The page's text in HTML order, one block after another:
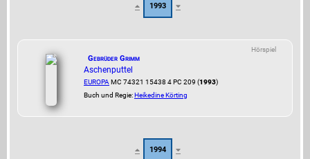
1993
Hörspiel
Gebrüder Grimm
Aschenputtel
EUROPA MC 74321 15438 4 PC 209 (1993)
Buch und Regie:Heikedine Körting
1994